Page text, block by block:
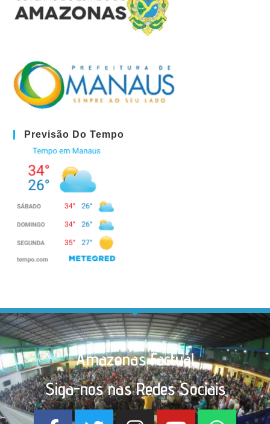
Previsão Do Tempo
Amazonas Factual
Siga-nos nas Redes Sociais